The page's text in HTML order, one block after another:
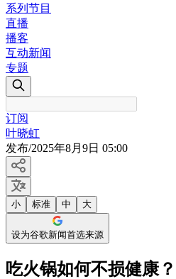
系列节目
直播
播客
互动新闻
专题
订阅
叶晓虹
发布/2025年8月9日 05:00
小 标准 中 大
设为谷歌新闻首选来源
吃火锅如何不损健康